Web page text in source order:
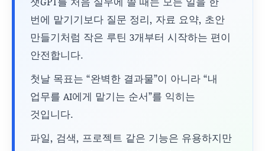
번에 맡기기보다 질문 정리, 자료 요약, 초안
만들기처럼 작은 루틴 3개부터 시작하는 편이
안전합니다.
첫날 목표는 “완벽한 결과물”이 아니라 “내
업무를 AI에게 맡기는 순서”를 익히는
것입니다.
파일, 검색, 프로젝트 같은 기능은 유용하지만